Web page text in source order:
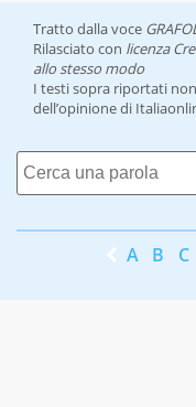
Tratto dalla voce
Rilasciato con licenza
allo stesso modo
I testi sopra riportati
dell’opinione di
A B C